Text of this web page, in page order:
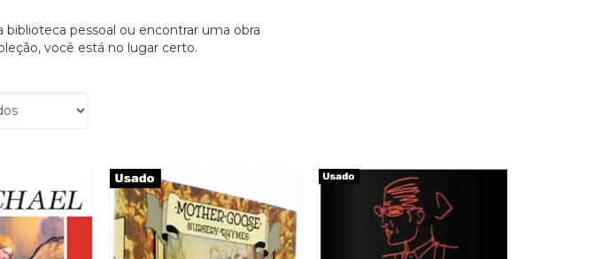
pessoal ou encontrar uma obra
você está no lugar certo.